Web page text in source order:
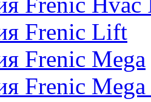
Frenic Lift
Frenic Mega
Frenic Mega